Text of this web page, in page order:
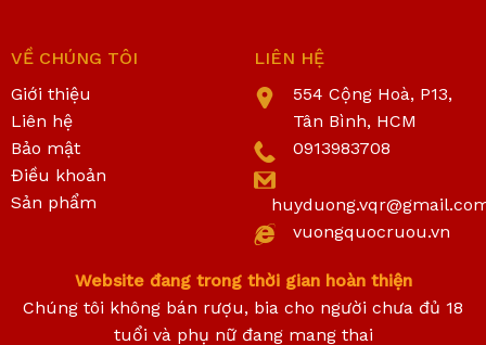
VỀ CHÚNG TÔI
Giới thiệu
Liên hệ
Bảo mật
Điều khoản
Sản phẩm
LIÊN HỆ
554 Cộng Hoà, P13,
Tân Bình, HCM
0913983708
vuongquocruou.vn
Website đang trong thời gian hoàn thiện
Chúng tôi không bán rượu, bia cho người chưa đủ 18
tuổi và phụ nữ đang mang thai